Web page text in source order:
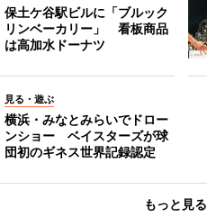
保土ケ谷駅ビルに「ブルック
リンベーカリー」 看板商品
は高加水ドーナツ
見る・遊ぶ
横浜・みなとみらいでドロー
ンショー ベイスターズが球
団初のギネス世界記録認定
もっと見る